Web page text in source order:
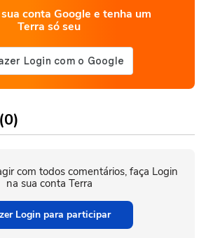
conta Google e tenha um
Terra só seu
com todos comentários, faça Login
na sua conta Terra
Login para participar